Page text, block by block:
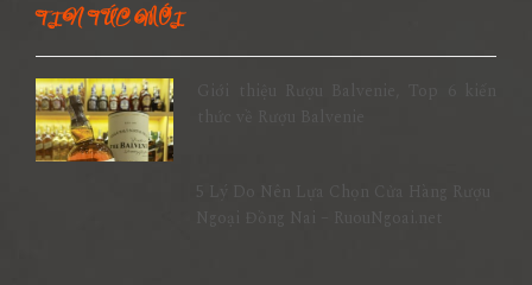
TIN TỨC MỚI
5 Lý Do Nên Lựa Chọn Cửa Hàng Rượu